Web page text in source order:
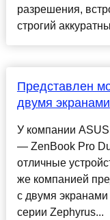
разрешения,
строгий
Представлен
двумя экранами
У компании ASUS
— ZenBook Pro
отличные
же компанией
с двумя
серии Zephyrus...